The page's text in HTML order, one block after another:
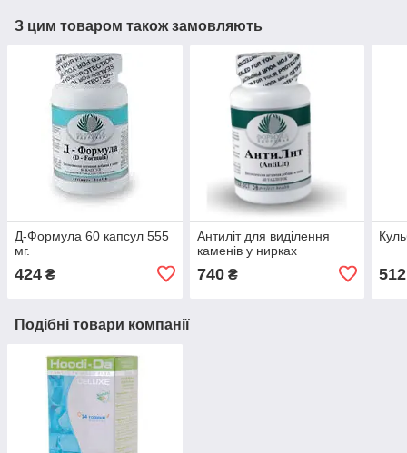
З цим товаром також замовляють
Д-Формула 60 капсул 555
мг.
424 ₴
Антиліт для виділення
каменів у нирках
740₴ 512
Подібні товари компанії